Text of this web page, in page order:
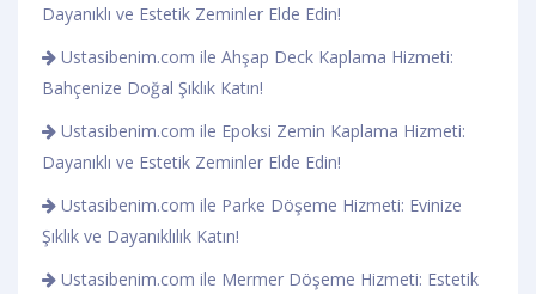
Dayanıklı ve Estetik Zeminler Elde Edin!
Ustasibenim.com ile Ahşap Deck Kaplama Hizmeti:
Bahçenize Doğal Şıklık Katın!
Ustasibenim.com ile Epoksi Zemin Kaplama Hizmeti:
Dayanıklı ve Estetik Zeminler Elde Edin!
Ustasibenim.com ile Parke Döşeme Hizmeti: Evinize
Şıklık ve Dayanıklılık Katın!
Ustasibenim.com ile Mermer Döşeme Hizmeti: Estetik